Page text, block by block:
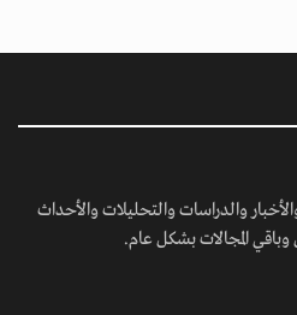
والدراسات والتحليلات والأحداث
المجالات بشكل عام.